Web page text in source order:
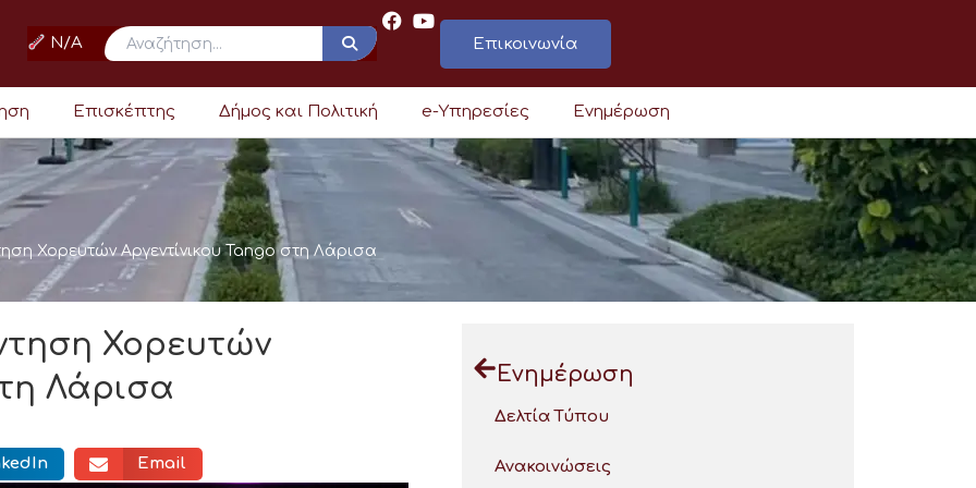
N/A Επικοινωνία
Επισκέπτης Δήμος και Πολιτική e-Υπηρεσίες Ενημέρωση
Χορευτών Αργεντίνικου Tango στη Λάρισα
Χορευτών
Λάρισα
Email
Ενημέρωση
Δελτία Τύπου
Ανακοινώσεις